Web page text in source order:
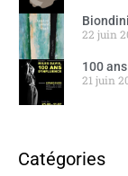
22 juin
100
21 juin
Catégories